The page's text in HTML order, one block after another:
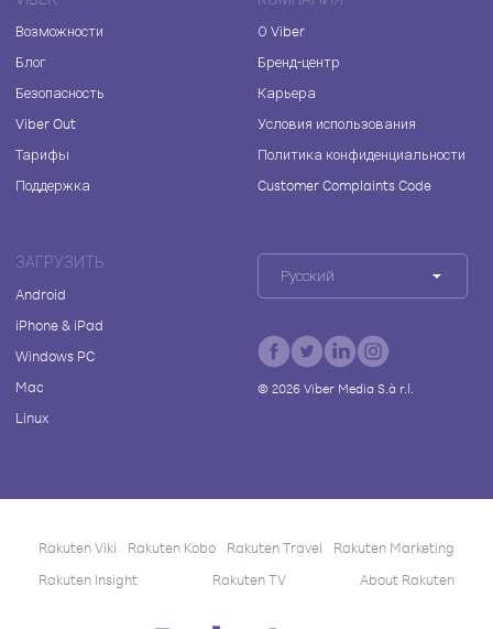
Возможности
Блог
Безопасность
Viber Out
Тарифы
Поддержка
О Viber
Бренд-центр
Карьера
Условия использования
Политика конфиденциальности
Customer Complaints Code
ЗАГРУЗИТЬ
Android
iPhone & iPad
Windows PC
Mac
Linux
Русский
© 2026Viber Media S.à r.l.
Rakuten Viki Rakuten Kobo Rakuten Travel
Rakuten Marketing
Rakuten Insight
Rakuten TV About Rakuten